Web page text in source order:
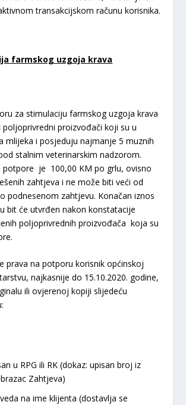
transakcijskom računu korisnika.
farmskog uzgoja krava
za stimulaciju farmskog uzgoja krava
proizvođači koji su u
mlijeka i posjeduju najmanje 5 muznih
stalnim veterinarskim nadzorom.
potpore je 100,00 KM po grlu, ovisno
zahtjeva i ne može biti veći od
podnesenom zahtjevu. Konačan iznos
bit će utvrđen nakon konstatacije
poljoprivrednih proizvođača koja su
prava na potporu korisnik općinskoj
najkasnije do 15.10.2020. godine,
ili ovjerenoj kopiji slijedeću
u RPG ili RK (dokaz: upisan broj iz
Zahtjeva)
na ime klijenta (dostavlja se